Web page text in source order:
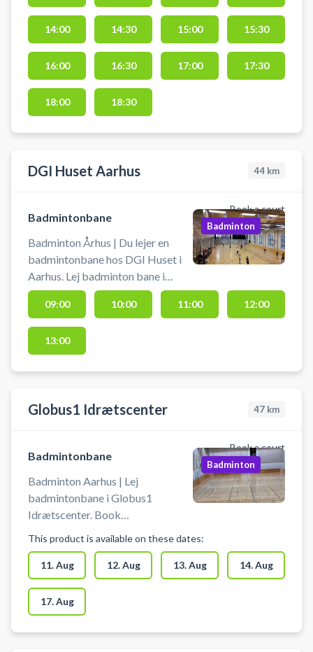
🏸 Sæt selv nettet op - de står
fremme i hallen.
14:00 14:30 15:00 15:30
16:00 16:30 17:00 17:30
18:00 18:30
DGI Huset Aarhus 44 km
Book a court
Badmintonbane
Badminton Århus | Du lejer en
badmintonbane hos DGI Huset i
Aarhus. Lej badminton bane i
Aarhus og spil badminton i DGI
Århus badminton. Der er mulighed
for at leje ketcher i huset samt
købe badmintonbolde.
Badminton
09:00 10:00 11:00 12:00
13:00
Globus1 Idrætscenter 47 km
Book a court
Badmintonbane
Badminton Aarhus | Lej
badmintonbane i Globus1
Idrætscenter. Book
i Aarhus. Der kan tilkøbes ketcher
og bolde for kr. 50,00/person.
Anlægget er bemandet og net er
opsat. Man skal bruge
indendørssko. Der er
omklædningsrum.
Badminton
This product is available on these dates:
11. Aug 12. Aug 13. Aug 14. Aug
17. Aug